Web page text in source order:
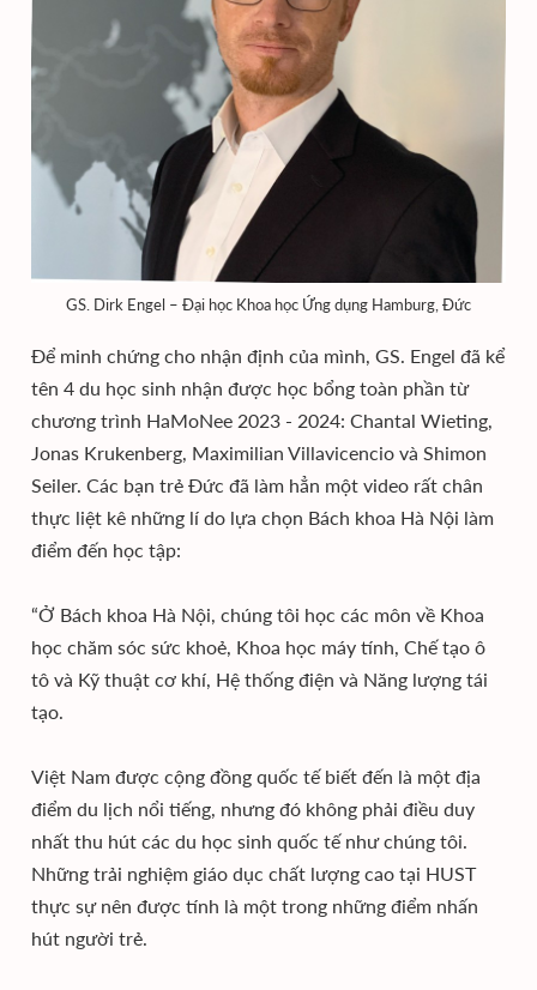
GS. Dirk Engel – Đại học Khoa học Ứng dụng Hamburg, Đức
Để minh chứng cho nhận định của mình, GS. Engel đã kể
tên 4 du học sinh nhận được học bổng toàn phần từ
chương trình HaMoNee 2023 - 2024: Chantal Wieting,
Jonas Krukenberg, Maximilian Villavicencio và Shimon
Seiler. Các bạn trẻ Đức đã làm hẳn một video rất chân
thực liệt kê những lí do lựa chọn Bách khoa Hà Nội làm
điểm đến học tập:
“Ở Bách khoa Hà Nội, chúng tôi học các môn về Khoa
học chăm sóc sức khoẻ, Khoa học máy tính, Chế tạo ô
tô và Kỹ thuật cơ khí, Hệ thống điện và Năng lượng tái
tạo.
Việt Nam được cộng đồng quốc tế biết đến là một địa
điểm du lịch nổi tiếng, nhưng đó không phải điều duy
nhất thu hút các du học sinh quốc tế như chúng tôi.
Những trải nghiệm giáo dục chất lượng cao tại HUST
thực sự nên được tính là một trong những điểm nhấn
hút người trẻ.